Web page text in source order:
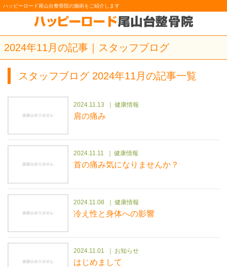
ハッピーロード尾山台整骨院の施術をご紹介します
2024年11月の記事｜スタッフブログ
スタッフブログ 2024年11月の記事一覧
2024.11.13 健康情報
肩の痛み
2024.11.11 健康情報
首の痛み気になりませんか？
2024.11.08 健康情報
冷え性と身体への影響
2024.11.01 お知らせ
はじめまして